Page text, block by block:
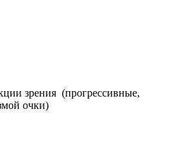
зрения (прогрессивные,
очки)